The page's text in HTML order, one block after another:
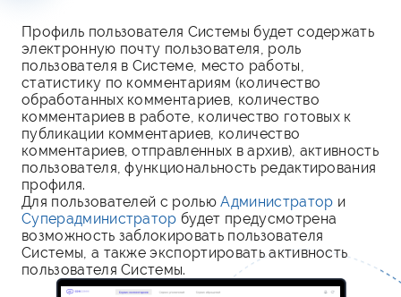
Профиль пользователя Системы будет содержать
электронную почту пользователя, роль
пользователя в Системе, место работы,
статистику по комментариям (количество
обработанных комментариев, количество
комментариев в работе, количество готовых к
публикации комментариев, количество
комментариев, отправленных в архив), активность
пользователя, функциональность редактирования
профиля.
Для пользователей с рольюАдминистратор и
Суперадминистратор будет предусмотрена
возможность заблокировать пользователя
Системы, а также экспортировать активность
пользователя Системы.